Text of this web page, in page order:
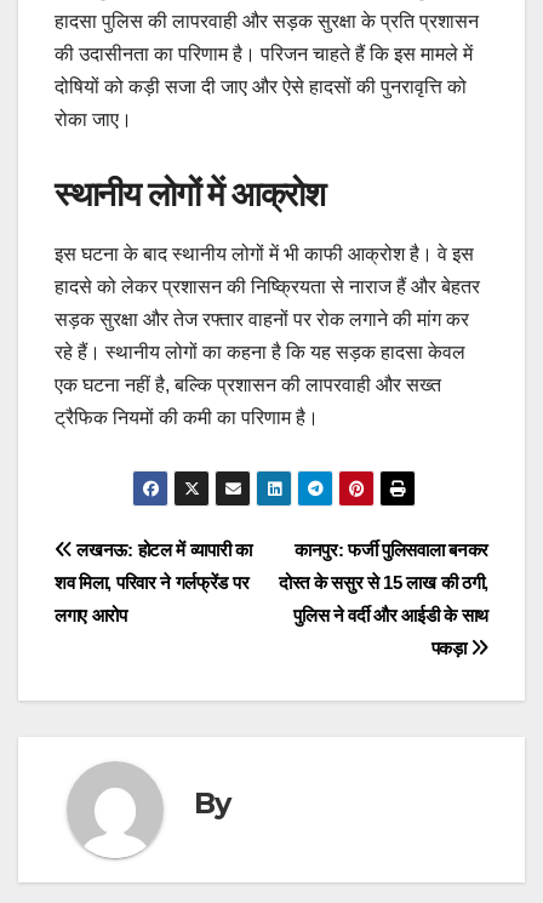
हादसा पुलिस की लापरवाही और सड़क सुरक्षा के प्रति प्रशासन
की उदासीनता का परिणाम है। परिजन चाहते हैं कि इस मामले में
दोषियों को कड़ी सजा दी जाए और ऐसे हादसों की पुनरावृत्ति को
रोका जाए।
स्थानीय लोगों में आक्रोश
इस घटना के बाद स्थानीय लोगों में भी काफी आक्रोश है। वे इस
हादसे को लेकर प्रशासन की निष्क्रियता से नाराज हैं और बेहतर
सड़क सुरक्षा और तेज रफ्तार वाहनों पर रोक लगाने की मांग कर
रहे हैं। स्थानीय लोगों का कहना है कि यह सड़क हादसा केवल
एक घटना नहीं है, बल्कि प्रशासन की लापरवाही और सख्त
ट्रैफिक नियमों की कमी का परिणाम है।
Post
navigation
कानपुर: फर्जी पुलिसवाला बनकर
दोस्त के ससुर से 15 लाख की ठगी,
पुलिस ने वर्दी और आईडी के साथ
पकड़ा
लखनऊ: होटल में व्यापारी का
शव मिला, परिवार ने गर्लफ्रेंड पर
लगाए आरोप
By